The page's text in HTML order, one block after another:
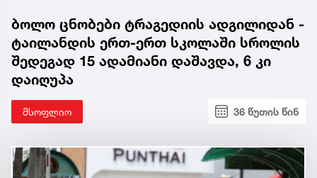
ბოლო ცნობები ტრაგედიის ადგილიდან -
ტაილანდის ერთ-ერთ სკოლაში სროლის
შედეგად 15 ადამიანი დაშავდა, 6 კი
დაიღუპა
მსოფლიო 36 წუთის წინ